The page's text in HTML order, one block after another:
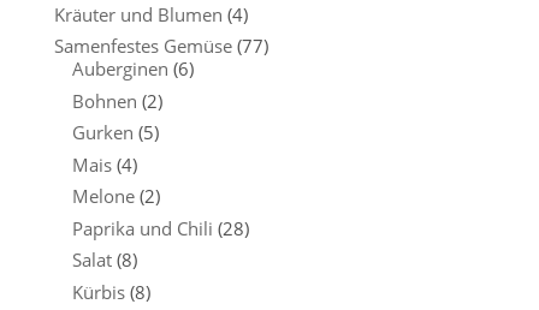
Kräuter und Blumen (4)
Samenfestes Gemüse (77)
Auberginen (6)
Bohnen (2)
Gurken (5)
Mais (4)
Melone (2)
Paprika und Chili (28)
Salat (8)
Kürbis (8)